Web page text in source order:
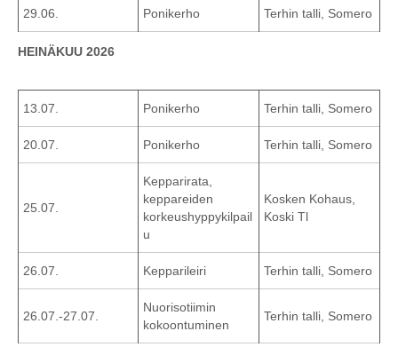
29.06. Ponikerho Terhin talli, Somero
HEINÄKUU 2026
13.07. Ponikerho Terhin talli, Somero
20.07. Ponikerho Terhin talli, Somero
25.07.
Kepparirata,
keppareiden
korkeushyppykilpail
u
Kosken Kohaus,
Koski Tl
26.07. Kepparileiri Terhin talli, Somero
26.07.-27.07.
Nuorisotiimin
kokoontuminen
Terhin talli, Somero